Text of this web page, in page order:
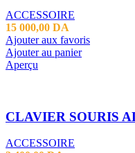
ACCESSOIRE
15 000,00 DA
Ajouter aux favoris
Ajouter au panier
Aperçu
CLAVIER SOURIS
ACCESSOIRE